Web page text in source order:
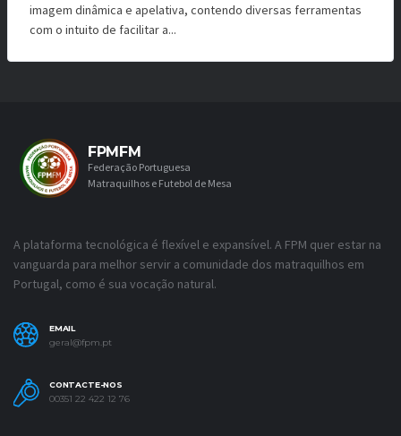
imagem dinâmica e apelativa, contendo diversas ferramentas
com o intuito de facilitar a...
FPMFM
Federação Portuguesa
Matraquilhos e Futebol de Mesa
A plataforma tecnológica é flexível e expansível. A FPM quer estar na
vanguarda para melhor servir a comunidade dos matraquilhos em
Portugal, como é sua vocação natural.
EMAIL
geral@fpm.pt
CONTACTE-NOS
00351 22 422 12 76